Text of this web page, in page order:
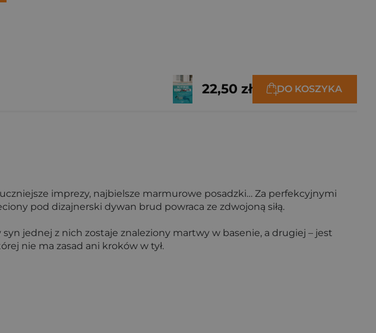
22,50 zł DO KOSZYKA
imprezy, najbielsze marmurowe posadzki… Za perfekcyjnymi
pod dizajnerski dywan brud powraca ze zdwojoną siłą.
jednej z nich zostaje znaleziony martwy w basenie, a drugiej – jest
nie ma zasad ani kroków w tył.